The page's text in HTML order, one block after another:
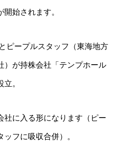
始されます。
ピープルスタッフ（東海地方
）が持株会社「テンプホール
。
社に入る形になります（ピー
フに吸収合併）。